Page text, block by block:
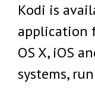
Kodi is
application
OS X, iOS
systems,